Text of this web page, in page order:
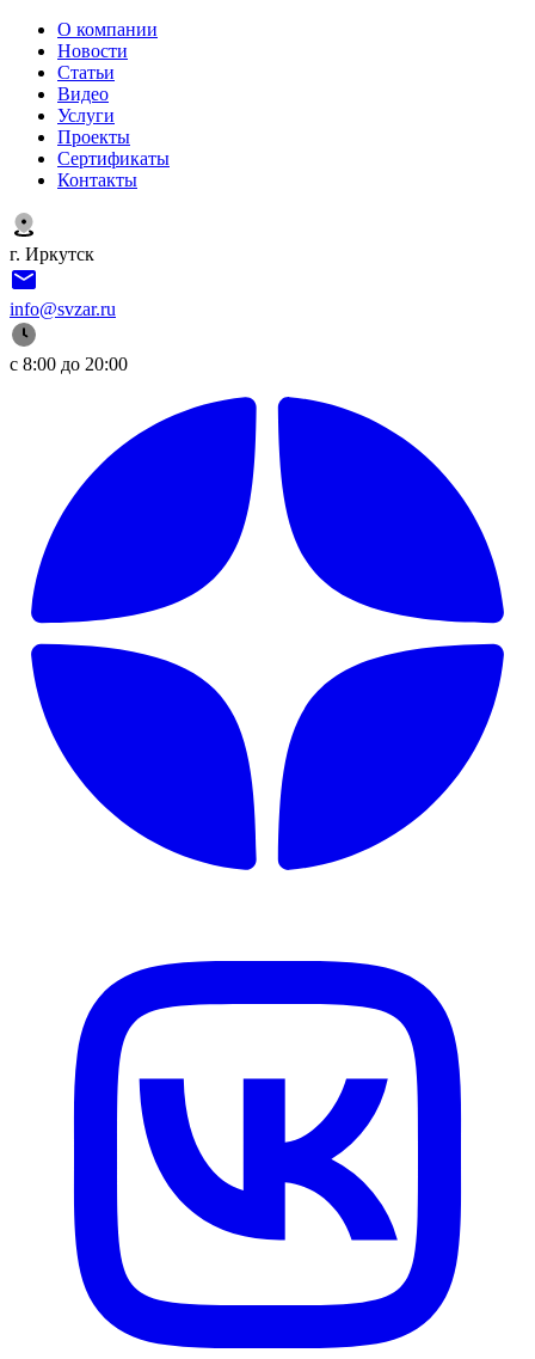
О компании
Новости
Статьи
Видео
Услуги
Проекты
Сертификаты
Контакты
г. Иркутск
info@svzar.ru
с 8:00 до 20:00